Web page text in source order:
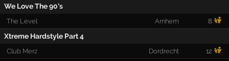
We Love The 90's
The Level Arnhem 8
Xtreme Hardstyle Part 4
Club Merz Dordrecht 12